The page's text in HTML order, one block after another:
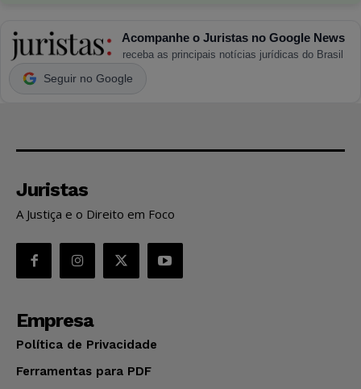
Acompanhe o Juristas no Google News
receba as principais notícias jurídicas do Brasil
Seguir no Google
Juristas
A Justiça e o Direito em Foco
Empresa
Política de Privacidade
Ferramentas para PDF